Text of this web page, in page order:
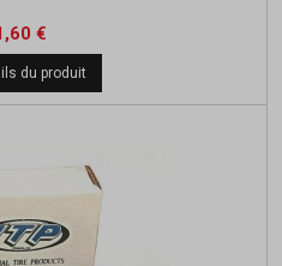
€
base
du produit